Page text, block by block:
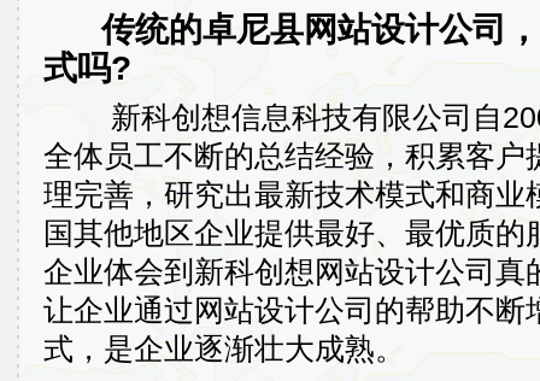
传统的卓尼县网站设计公司，
式吗?
新科创想信息科技有限公司自
全体员工不断的总结经验，积累客户
理完善，研究出最新技术模式和商业
国其他地区企业提供最好、最优质
企业体会到新科创想网站设计公司真
让企业通过网站设计公司的帮助不断
式，是企业逐渐壮大成熟。